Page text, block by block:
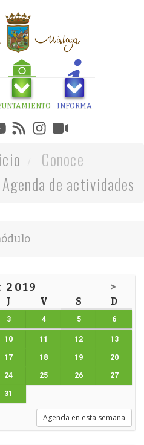
INFORMA
Conoce
Agenda de actividades
2019 >
J V S D
3 4 5 6
10 11 12 13
17 18 19 20
24 25 26 27
31
Agenda en esta semana